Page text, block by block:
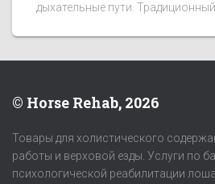
дыхательные пути. Традиционный
© Horse Rehab, 2026
Товары для холистического
работы и верховой езды. Услуги по
психологической реабилитации